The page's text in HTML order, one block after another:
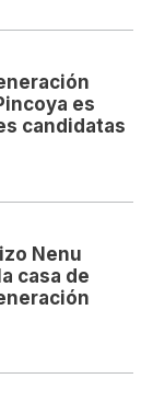
es
candidatas
Nenu
casa de